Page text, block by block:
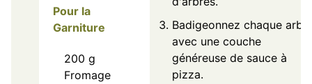
Pour la
Garniture
200 g
Fromage
Badigeonnez chaque
avec une couche
généreuse de sauce à
pizza.